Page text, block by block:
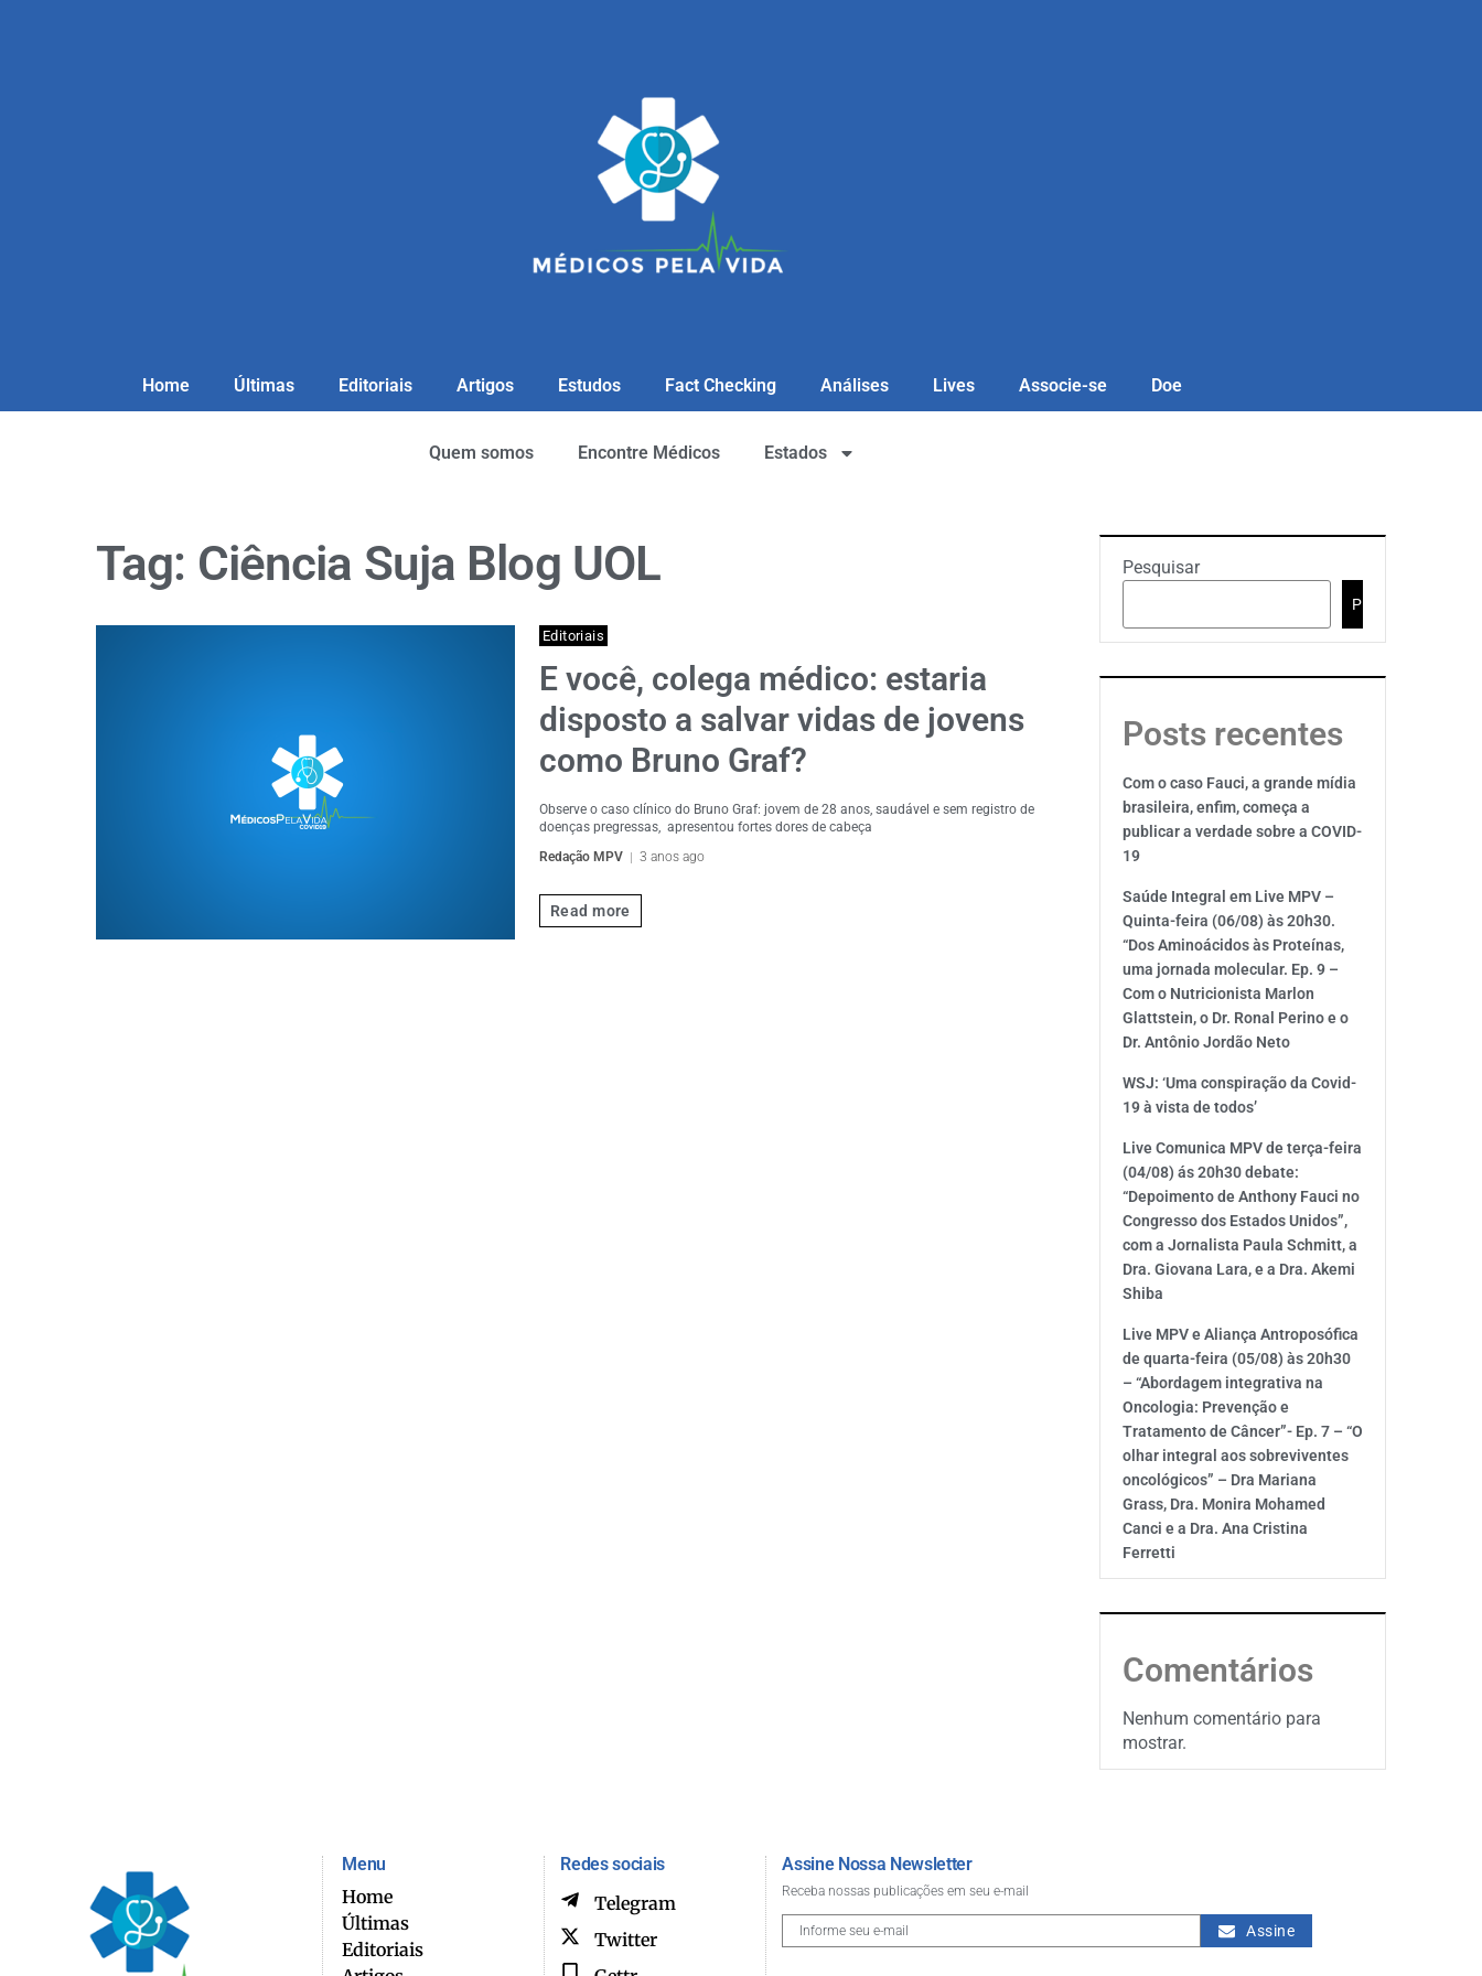
Home Últimas Editoriais Artigos Estudos Fact Checking Análises Lives Associe-se Doe
Quem somos Encontre Médicos Estados
Tag: Ciência Suja Blog UOL
Editoriais
E você, colega médico: estaria
disposto a salvar vidas de jovens
como Bruno Graf?
Observe o caso clínico do Bruno Graf: jovem de 28 anos, saudável e sem registro de
doenças pregressas, apresentou fortes dores de cabeça
Redação MPV
3 anos ago
Read more
Pesquisar
Pesquisar
Posts recentes
Com o caso Fauci, a grande mídia
brasileira, enfim, começa a
publicar a verdade sobre a COVID-
19
Saúde Integral em Live MPV –
Quinta-feira (06/08) às 20h30.
“Dos Aminoácidos às Proteínas,
uma jornada molecular. Ep. 9 –
Com o Nutricionista Marlon
Glattstein, o Dr. Ronal Perino e o
Dr. Antônio Jordão Neto
WSJ: ‘Uma conspiração da Covid-
19 à vista de todos’
Live Comunica MPV de terça-feira
(04/08) ás 20h30 debate:
“Depoimento de Anthony Fauci no
Congresso dos Estados Unidos”,
com a Jornalista Paula Schmitt, a
Dra. Giovana Lara, e a Dra. Akemi
Shiba
Live MPV e Aliança Antroposófica
de quarta-feira (05/08) às 20h30
– “Abordagem integrativa na
Oncologia: Prevenção e
Tratamento de Câncer”- Ep. 7 – “O
olhar integral aos sobreviventes
oncológicos” – Dra Mariana
Grass, Dra. Monira Mohamed
Canci e a Dra. Ana Cristina
Ferretti
Comentários
Nenhum comentário para
mostrar.
Menu
Home
Últimas
Editoriais
Redes sociais
Telegram
Twitter
Assine Nossa Newsletter
Receba nossas publicações em seu e-mail
Assine